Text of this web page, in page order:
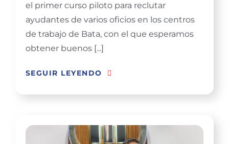
el primer curso piloto para reclutar
ayudantes de varios oficios en los centros
de trabajo de Bata, con el que esperamos
obtener buenos [...]
SEGUIR LEYENDO